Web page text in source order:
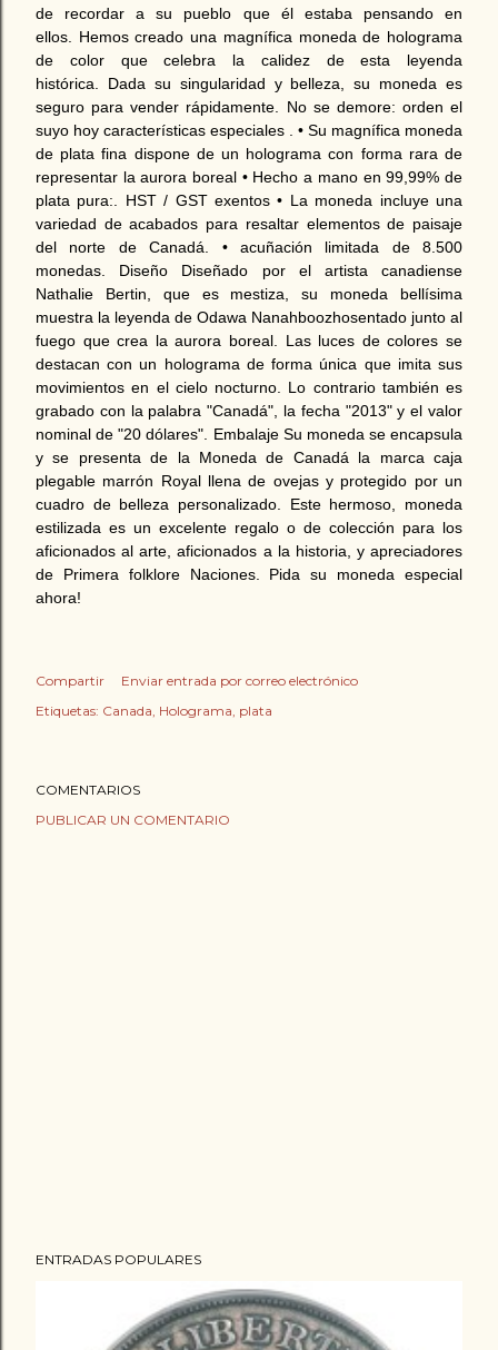
de recordar a su pueblo que él estaba pensando en
ellos. Hemos creado una magnífica moneda de holograma
de color que celebra la calidez de esta leyenda
histórica. Dada su singularidad y belleza, su moneda es
seguro para vender rápidamente. No se demore: orden el
suyo hoy características especiales . • Su magnífica moneda
de plata fina dispone de un holograma con forma rara de
representar la aurora boreal • Hecho a mano en 99,99% de
plata pura:. HST / GST exentos • La moneda incluye una
variedad de acabados para resaltar elementos de paisaje
del norte de Canadá. • acuñación limitada de 8.500
monedas. Diseño Diseñado por el artista canadiense
Nathalie Bertin, que es mestiza, su moneda bellísima
muestra la leyenda de Odawa Nanahboozhosentado junto al
fuego que crea la aurora boreal. Las luces de colores se
destacan con un holograma de forma única que imita sus
movimientos en el cielo nocturno. Lo contrario también es
grabado con la palabra "Canadá", la fecha "2013" y el valor
nominal de "20 dólares". Embalaje Su moneda se encapsula
y se presenta de la Moneda de Canadá la marca caja
plegable marrón Royal llena de ovejas y protegido por un
cuadro de belleza personalizado. Este hermoso, moneda
estilizada es un excelente regalo o de colección para los
aficionados al arte, aficionados a la historia, y apreciadores
de Primera folklore Naciones. Pida su moneda especial
ahora!
Compartir
Enviar entrada por correo electrónico
Etiquetas: Canada Holograma plata
COMENTARIOS
PUBLICAR UN COMENTARIO
ENTRADAS POPULARES